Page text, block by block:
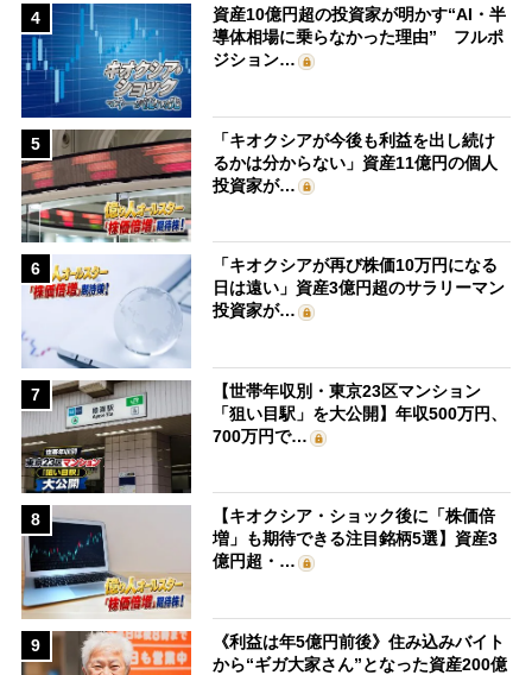
4
資産10億円超の投資家が明かす“AI・半
導体相場に乗らなかった理由” フルポ
ジション…
5
「キオクシアが今後も利益を出し続け
るかは分からない」資産11億円の個人
投資家が…
6
「キオクシアが再び株価10万円になる
日は遠い」資産3億円超のサラリーマン
投資家が…
7
【世帯年収別・東京23区マンション
「狙い目駅」を大公開】年収500万円、
700万円で…
8
【キオクシア・ショック後に「株価倍
増」も期待できる注目銘柄5選】資産3
億円超・…
9
《利益は年5億円前後》住み込みバイト
から“ギガ大家さん”となった資産200億